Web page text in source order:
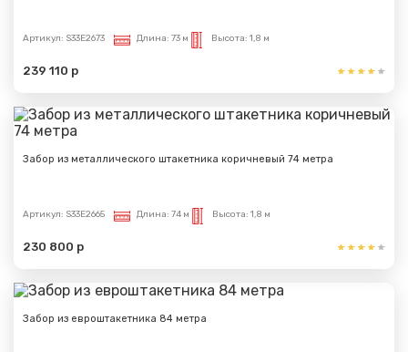
Артикул: S33E2673 Длина: 73 м Высота: 1,8 м
239 110 р
Забор из металлического штакетника коричневый 74 метра
Артикул: S33E2665 Длина: 74 м Высота: 1,8 м
230 800 р
Забор из евроштакетника 84 метра